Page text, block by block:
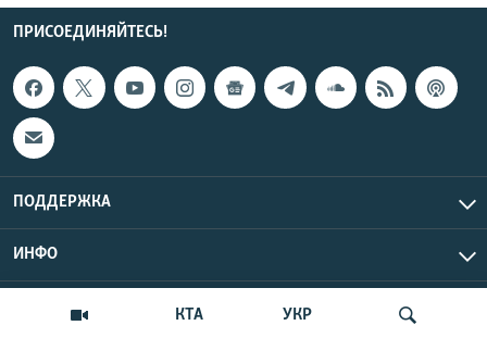
КТА УКР
ПРИСОЕДИНЯЙТЕСЬ!
ПОДДЕРЖКА
ИНФО
Copyright Крым.Реалии, 2026 | Все права защищены.
UTC+3